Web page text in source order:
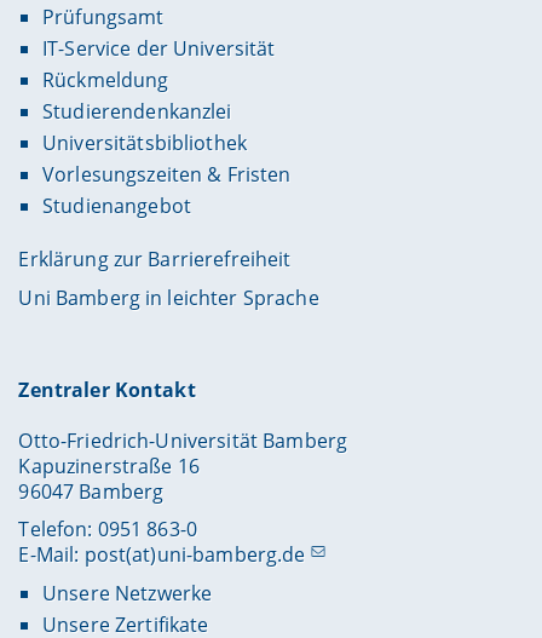
Prüfungsamt
IT-Service der Universität
Rückmeldung
Studierendenkanzlei
Universitätsbibliothek
Vorlesungszeiten & Fristen
Studienangebot
Erklärung zur Barrierefreiheit
Uni Bamberg in leichter Sprache
Zentraler Kontakt
Otto-Friedrich-Universität Bamberg
Kapuzinerstraße 16
96047 Bamberg
Telefon: 0951 863-0
E-Mail: post(at)uni-bamberg.de
Unsere Netzwerke
Unsere Zertifikate